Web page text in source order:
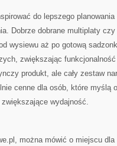
do lepszego
Dobrze dobrane multiplaty
wysiewu aż po gotową
zwiększając
produkt, ale cały zestaw
cenne dla osób, które myślą
wydajność.
można mówić o miejscu